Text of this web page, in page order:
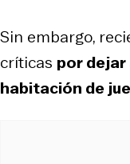
Sin embargo,
críticas por dejar
habitación de